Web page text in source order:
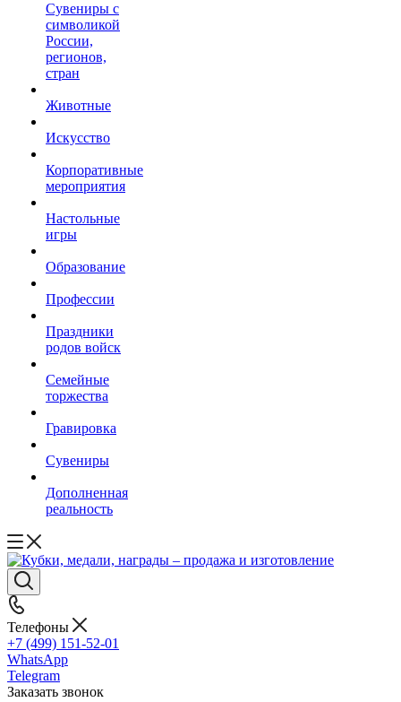
Сувениры с
символикой
России,
регионов,
стран
Животные
Искусство
Корпоративные
мероприятия
Настольные
игры
Образование
Профессии
Праздники
родов войск
Семейные
торжества
Гравировка
Сувениры
Дополненная
реальность
Телефоны
+7 (499) 151-52-01
WhatsApp
Telegram
Заказать звонок